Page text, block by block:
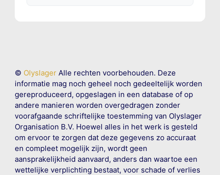
© OlyslagerAlle rechten voorbehouden. Deze
informatie mag noch geheel noch gedeeltelijk worden
gereproduceerd, opgeslagen in een database of op
andere manieren worden overgedragen zonder
voorafgaande schriftelijke toestemming van Olyslager
Organisation B.V. Hoewel alles in het werk is gesteld
om ervoor te zorgen dat deze gegevens zo accuraat
en compleet mogelijk zijn, wordt geen
aansprakelijkheid aanvaard, anders dan waartoe een
wettelijke verplichting bestaat, voor schade of verlies